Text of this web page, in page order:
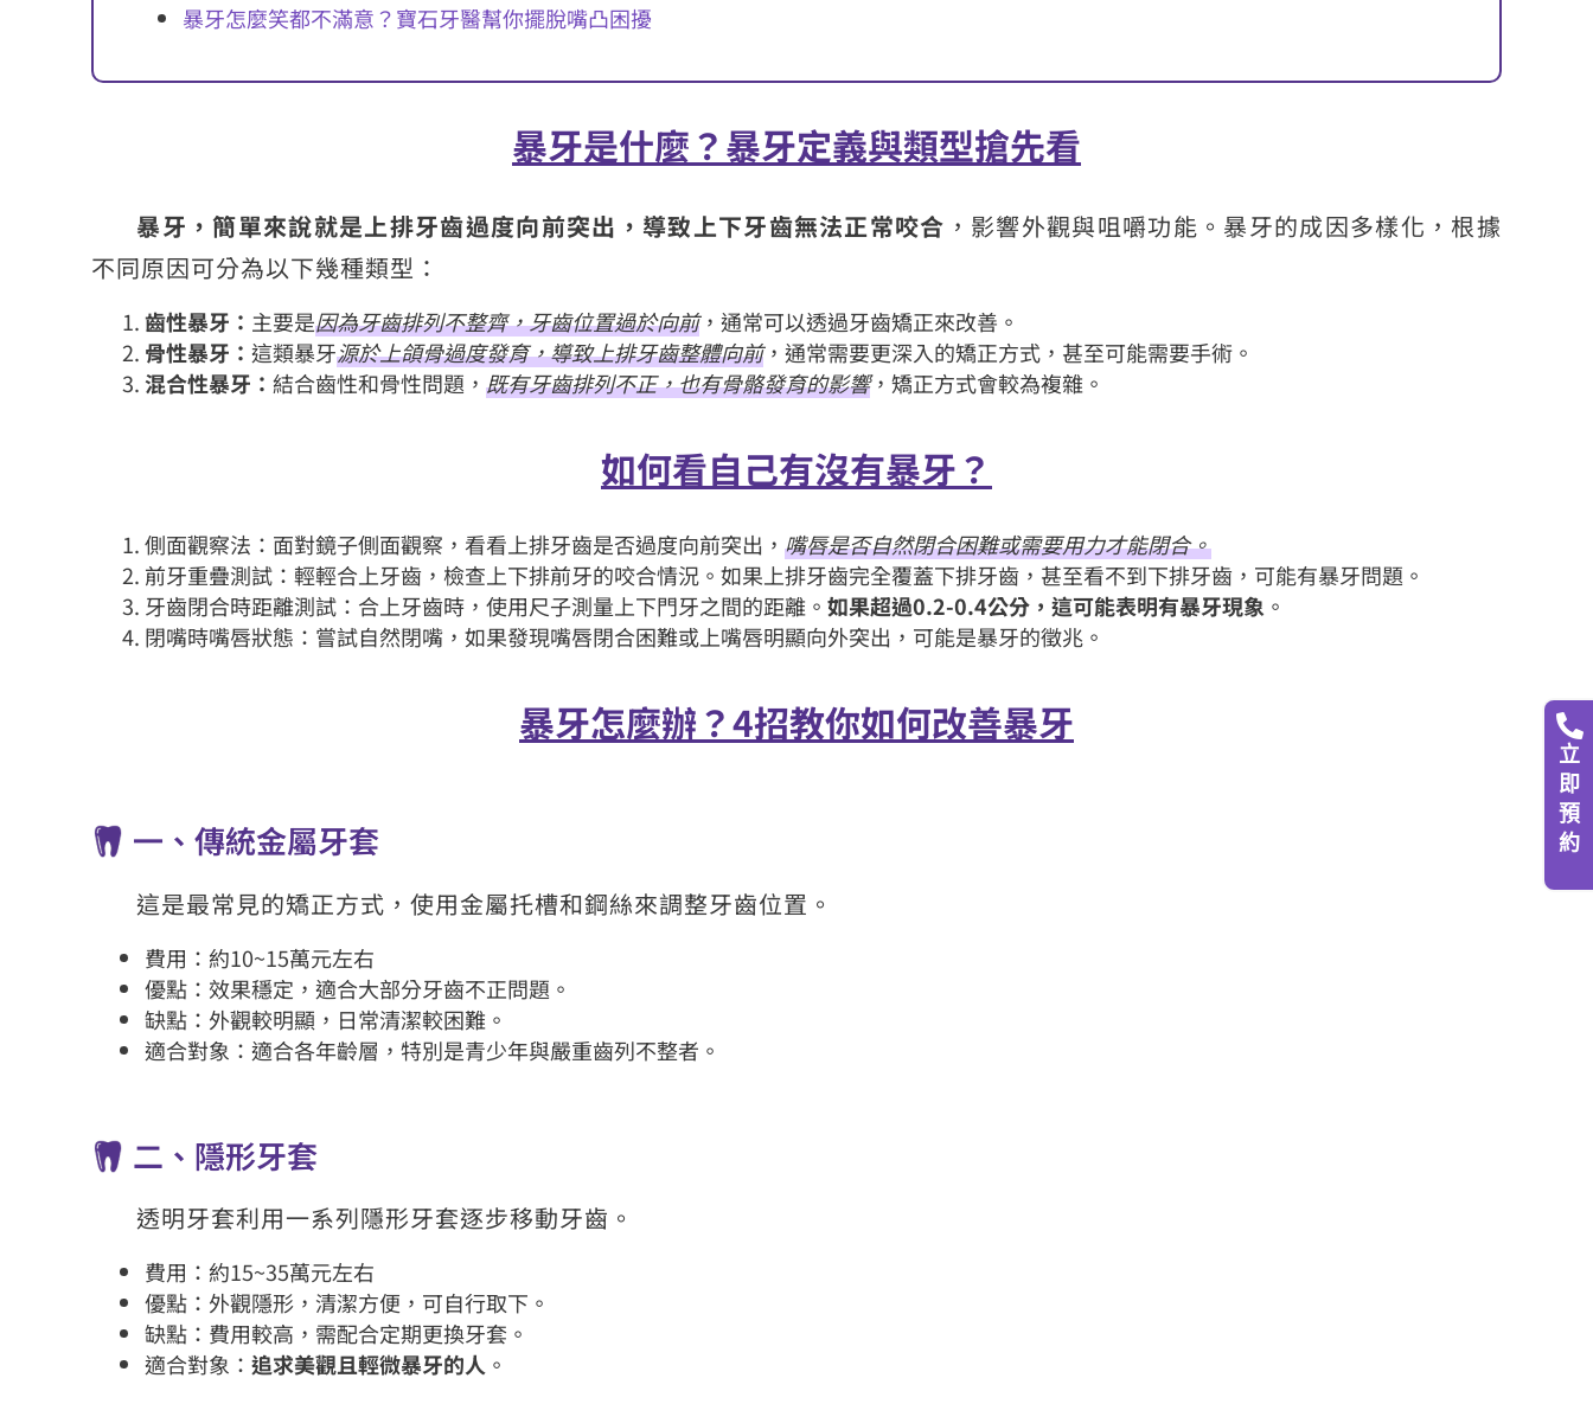
暴牙怎麼笑都不滿意？寶石牙醫幫你擺脫嘴凸困擾
暴牙是什麼？暴牙定義與類型搶先看
暴牙，簡單來說就是上排牙齒過度向前突出，導致上下牙齒無法正常咬合 ，影響外觀與咀嚼功能。暴牙的成因多樣化，根據
不同原因可分為以下幾種類型：
齒性暴牙： 主要是因為牙齒排列不整齊，牙齒位置過於向前，通常可以透過牙齒矯正來改善。
骨性暴牙：這類暴牙源於上頜骨過度發育，導致上排牙齒整體向前，通常需要更深入的矯正方式，甚至可能需要手術。
混合性暴牙：結合齒性和骨性問題，既有牙齒排列不正，也有骨骼發育的影響，矯正方式會較為複雜。
如何看自己有沒有暴牙？
側面觀察法：面對鏡子側面觀察，看看上排牙齒是否過度向前突出，嘴唇是否自然閉合困難或需要用力才能閉合。
前牙重疊測試：輕輕合上牙齒，檢查上下排前牙的咬合情況。如果上排牙齒完全覆蓋下排牙齒，甚至看不到下排牙齒，可能有暴牙問題。
牙齒閉合時距離測試：合上牙齒時，使用尺子測量上下門牙之間的距離。如果超過0.2-0.4公分，這可能表明有暴牙現象 。
閉嘴時嘴唇狀態：嘗試自然閉嘴，如果發現嘴唇閉合困難或上嘴唇明顯向外突出，可能是暴牙的徵兆。
暴牙怎麼辦？4招教你如何改善暴牙
一、傳統金屬牙套
這是最常見的矯正方式，使用金屬托槽和鋼絲來調整牙齒位置。
費用：約10~15萬元左右
優點：效果穩定，適合大部分牙齒不正問題。
缺點：外觀較明顯，日常清潔較困難。
適合對象：適合各年齡層，特別是青少年與嚴重齒列不整者。
二、隱形牙套
透明牙套利用一系列隱形牙套逐步移動牙齒。
費用：約15~35萬元左右
優點：外觀隱形，清潔方便，可自行取下。
缺點：費用較高，需配合定期更換牙套。
適合對象：追求美觀且輕微暴牙的人 。
立
即
預
約